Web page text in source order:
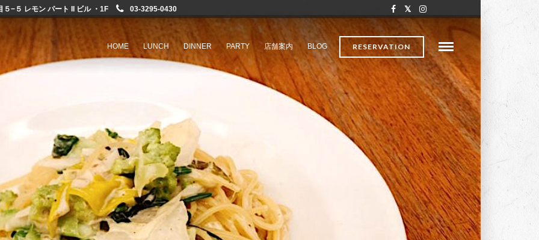
−５ レモン パート II ビル ・1F 03-3295-0430
RESERVATION
HOME LUNCH DINNER PARTY 店舗案内 BLOG